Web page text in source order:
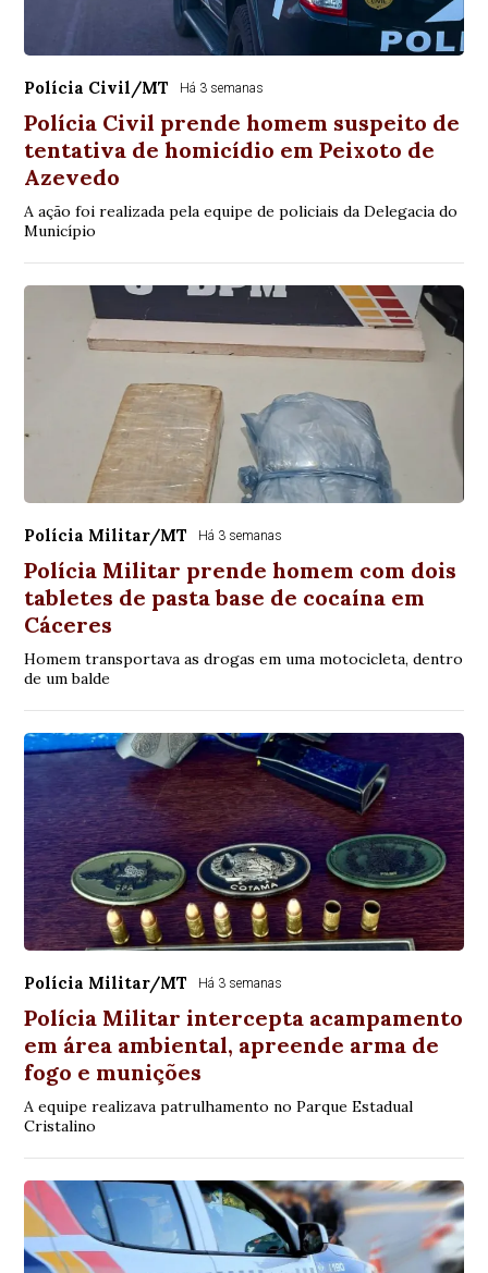
Polícia Civil/MT Há 3 semanas
Polícia Civil prende homem suspeito de
tentativa de homicídio em Peixoto de
Azevedo
A ação foi realizada pela equipe de policiais da Delegacia do
Município
Polícia Militar/MT Há 3 semanas
Polícia Militar prende homem com dois
tabletes de pasta base de cocaína em
Cáceres
Homem transportava as drogas em uma motocicleta, dentro
de um balde
Polícia Militar/MT Há 3 semanas
Polícia Militar intercepta acampamento
em área ambiental, apreende arma de
fogo e munições
A equipe realizava patrulhamento no Parque Estadual
Cristalino